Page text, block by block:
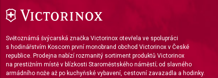
Světoznámá švýcarská značka Victorinox otevřela ve spolupráci
s hodinářstvím Koscom první monobrand obchod Victorinox v České
republice. Prodejna nabízí rozmanitý sortiment produktů Victorinox
na prestižním místě v blízkosti Staroměstského náměstí; od slavného
armádního nože až po kuchyňské vybavení, cestovní zavazadla a hodinky.
Measure advertising performance
Measure content performance